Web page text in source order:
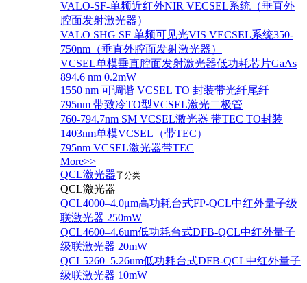
VALO-SF-单频近红外NIR VECSEL系统（垂直外
腔面发射激光器）
VALO SHG SF 单频可见光VIS VECSEL系统350-
750nm（垂直外腔面发射激光器）
VCSEL单模垂直腔面发射激光器低功耗芯片GaAs
894.6 nm 0.2mW
1550 nm 可调谐 VCSEL TO 封装带光纤尾纤
795nm 带致冷TO型VCSEL激光二极管
760-794.7nm SM VCSEL激光器 带TEC TO封装
1403nm单模VCSEL（带TEC）
795nm VCSEL激光器带TEC
More>>
QCL激光器子分类
QCL激光器
QCL4000–4.0μm高功耗台式FP-QCL中红外量子级
联激光器 250mW
QCL4600–4.6um低功耗台式DFB-QCL中红外量子
级联激光器 20mW
QCL5260–5.26um低功耗台式DFB-QCL中红外量子
级联激光器 10mW